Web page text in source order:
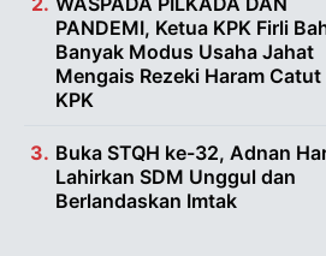
PANDEMI, Ketua KPK Firli
Banyak Modus Usaha Jahat
Mengais Rezeki Haram Catut
KPK
Buka STQH ke-32, Adnan
Lahirkan SDM Unggul dan
Berlandaskan Imtak